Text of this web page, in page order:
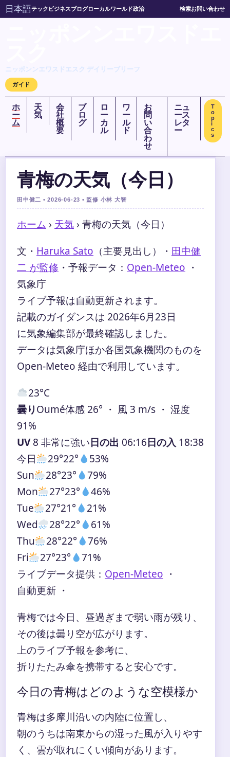
日本語テック ビジネスブログローカルワールド政治 検索お問い合わせ
ニッポンンエワスドエスク デイリーブリーフ
ガイド
ホ
ー
ム
天
気
会
社
概
要
ブ
ロ
グ
ロ
ー
カ
ル
ワ
ー
ル
ド
お
問
い
合
わ
せ
ニュ
ース
レタ
ー
T
o
p
i
c
s
青梅の天気（今日）
田中健二 • 2026-06-23 • 監修 小林 大智
ホーム › 天気 › 青梅の天気（今日）
文・ Haruka Sato （主要見出し） ・ 田中健
二 が監修 ・ 予報データ： Open-Meteo ・
気象庁
ライブ予報は自動更新されます。
記載のガイダンスは 2026年6月23日
に気象編集部が最終確認しました。
データは気象庁ほか各国気象機関のものを
Open-Meteo 経由で利用しています。
23°C
曇りOumé体感 26° ・ 風 3 m/s ・ 湿度
91%
UV8 非常に強い日の出 06:16日の入 18:38
今日
29°22°
53%
Sun
28°23°
79%
Mon
27°23°
46%
Tue
27°21°
21%
Wed
28°22°
61%
Thu
28°22°
76%
Fri
27°23°
71%
ライブデータ提供： Open-Meteo ・
自動更新 ・
青梅では今日、昼過ぎまで弱い雨が残り、
その後は曇り空が広がります。
上のライブ予報を参考に、
折りたたみ傘を携帯すると安心です。
今日の青梅はどのような空模様か
青梅は多摩川沿いの内陸に位置し、
朝のうちは南東からの湿った風が入りやす
く、雲が取れにくい傾向があります。